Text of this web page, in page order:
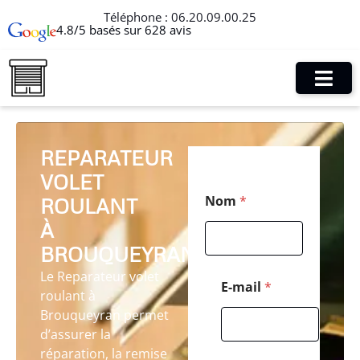
Téléphone : 06.20.09.00.25
4.8/5 basés sur 628 avis
REPARATEUR
VOLET
ROULANT
À
BROUQUEYRAN
Le Reparateur volet
roulant à
Brouqueyran permet
d’assurer la
réparation, la remise
Nom *
E-mail *
C